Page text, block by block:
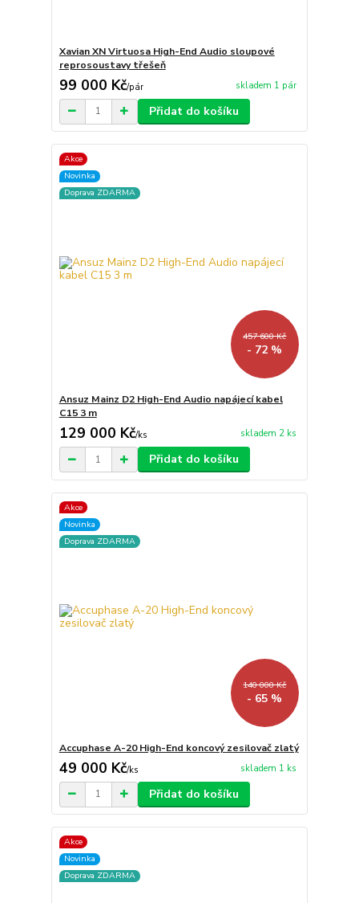
Xavian XN Virtuosa High-End Audio sloupové
reprosoustavy třešeň
99 000 Kč/pár skladem 1 pár
Přidat do košíku
Akce
Novinka
Doprava ZDARMA
457 600 Kč
- 72 %
Ansuz Mainz D2 High-End Audio napájecí kabel
C15 3 m
129 000 Kč/ks skladem 2 ks
Přidat do košíku
Akce
Novinka
Doprava ZDARMA
140 000 Kč
- 65 %
Accuphase A-20 High-End koncový zesilovač zlatý
49 000 Kč/ks skladem 1 ks
Přidat do košíku
Akce
Novinka
Doprava ZDARMA